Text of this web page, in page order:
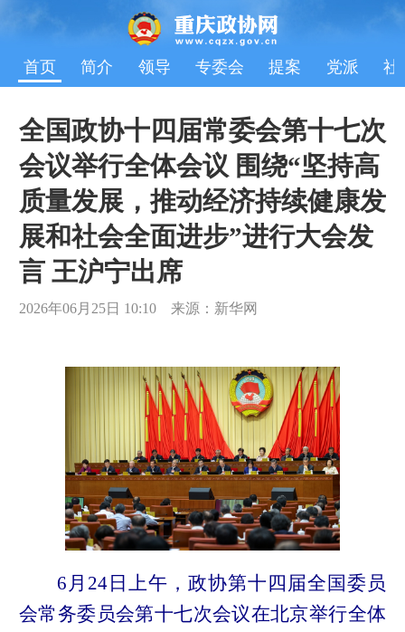
首页 简介 领导 专委会 提案 党派 社
全国政协十四届常委会第十七次
会议举行全体会议 围绕“坚持高
质量发展，推动经济持续健康发
展和社会全面进步”进行大会发
言 王沪宁出席
2026年06月25日 10:10 来源：新华网
6月24日上午，政协第十四届全国委员
会常务委员会第十七次会议在北京举行全体